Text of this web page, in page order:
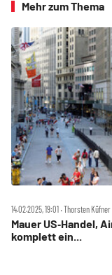
Mehr zum Thema
14.02.2025, 19:01 ‧ Thorsten Küfner
Mauer US‑Handel,
komplett ein...